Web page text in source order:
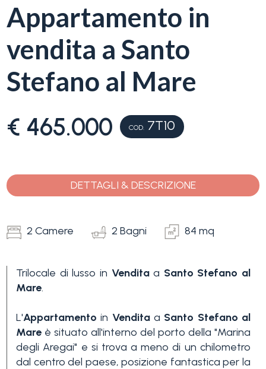
Appartamento in
vendita a Santo
Stefano al Mare
€ 465.000 COD. 7T10
DETTAGLI & DESCRIZIONE
2 Camere 2 Bagni 84 mq
Trilocale di lusso in Venditaa Santo Stefano al
Mare.
L'Appartamento in Venditaa Santo Stefano al
Mare è situato all'interno del porto della "Marina
degli Aregai" e si trova a meno di un chilometro
dal centro del paese, posizione fantastica per la
La
Liguria
Ricerca
case
Blog
Preferiti
Tipologia
-
multiscelta
Prezzo
Camere